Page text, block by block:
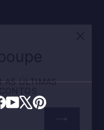
Facebook
Youtube
X Pinterest